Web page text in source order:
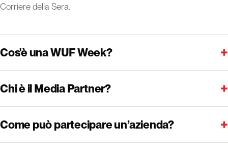
Corriere della Sera.
Cos'è una WUF Week? +
Chi è il Media Partner? +
Come può partecipare un’azienda? +